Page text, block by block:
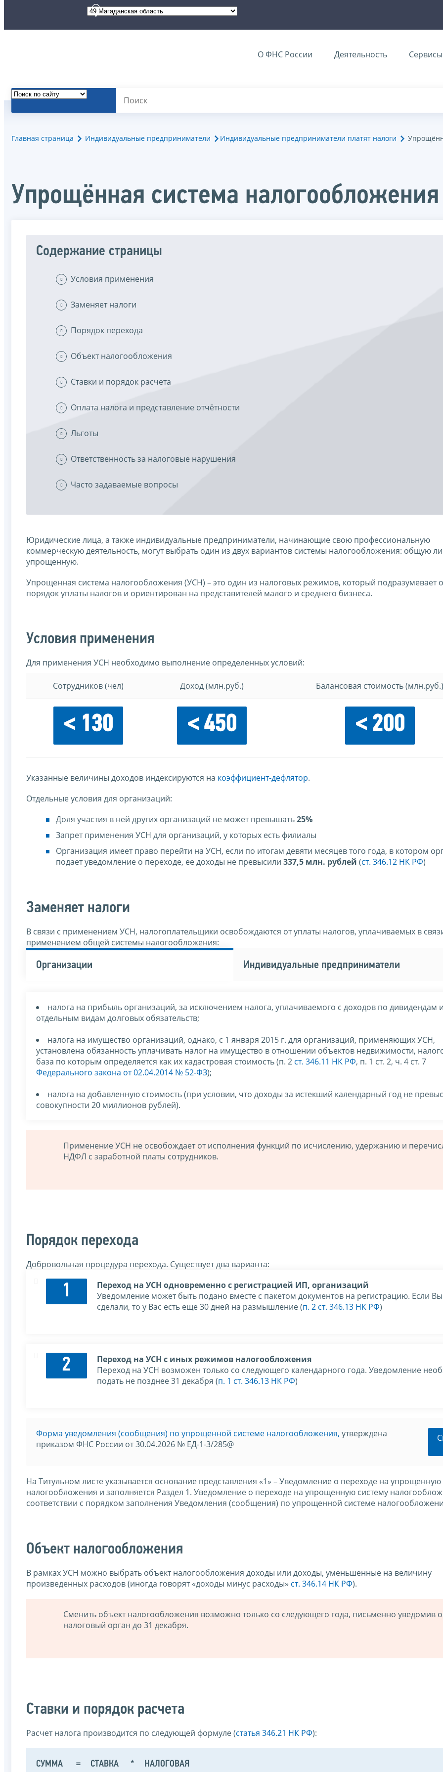
О ФНС России Деятельность Сервисы
Главная страница Индивидуальные предприниматели Индивидуальные предприниматели платят налоги
Упрощённая система налогообложения
Содержание страницы
Условия применения
Заменяет налоги
Порядок перехода
Объект налогообложения
Ставки и порядок расчета
Оплата налога и представление отчётности
Льготы
Ответственность за налоговые нарушения
Часто задаваемые вопросы
Юридические лица, а также индивидуальные предприниматели, начинающие свою профессиональную
коммерческую деятельность, могут выбрать один из двух вариантов системы налогообложения: общую
упрощенную.
Упрощенная система налогообложения (УСН) – это один из налоговых режимов, который подразумевает
порядок уплаты налогов и ориентирован на представителей малого и среднего бизнеса.
Условия применения
Для применения УСН необходимо выполнение определенных условий:
Сотрудников (чел) Доход (млн.руб.) Балансовая стоимость (млн.руб.)
< 130 < 450 < 200
Указанные величины доходов индексируются на коэффициент-дефлятор.
Отдельные условия для организаций:
Доля участия в ней других организаций не может превышать25%
Запрет применения УСН для организаций, у которых есть филиалы
Организация имеет право перейти на УСН, если по итогам девяти месяцев того года, в котором
подает уведомление о переходе, ее доходы не превысили 337,5 млн. рублей (ст. 346.12 НК РФ)
Заменяет налоги
В связи с применением УСН, налогоплательщики освобождаются от уплаты налогов, уплачиваемых в
применением общей системы налогообложения:
Организации Индивидуальные предприниматели
налога на прибыль организаций, за исключением налога, уплачиваемого с доходов по дивидендам и
отдельным видам долговых обязательств;
налога на имущество организаций, однако, с 1 января 2015 г. для организаций, применяющих УСН,
установлена обязанность уплачивать налог на имущество в отношении объектов недвижимости,
база по которым определяется как их кадастровая стоимость (п. 2 ст. 346.11 НК РФ, п. 1 ст. 2, ч. 4 ст. 7
Федерального закона от 02.04.2014 № 52-ФЗ);
налога на добавленную стоимость (при условии, что доходы за истекший календарный год не
совокупности 20 миллионов рублей).
Применение УСН не освобождает от исполнения функций по исчислению, удержанию и
НДФЛ с заработной платы сотрудников.
Порядок перехода
Добровольная процедура перехода. Существует два варианта:
1
Переход на УСН одновременно с регистрацией ИП, организаций
Уведомление может быть подано вместе с пакетом документов на регистрацию. Если Вы
сделали, то у Вас есть еще 30 дней на размышление (п. 2 ст. 346.13 НК РФ)
2
Переход на УСН с иных режимов налогообложения
Переход на УСН возможен только со следующего календарного года. Уведомление
подать не позднее 31 декабря (п. 1 ст. 346.13 НК РФ)
Форма уведомления (сообщения) по упрощенной системе налогообложения, утверждена
приказом ФНС России от 30.04.2026 № ЕД-1-3/285@
На Титульном листе указывается основание представления «1» – Уведомление о переходе на упрощенную
налогообложения и заполняется Раздел 1. Уведомление о переходе на упрощенную систему
соответствии с порядком заполнения Уведомления (сообщения) по упрощенной системе
Объект налогообложения
В рамках УСН можно выбрать объект налогообложения доходы или доходы, уменьшенные на величину
произведенных расходов (иногда говорят «доходы минус расходы» ст. 346.14 НК РФ).
Сменить объект налогообложения возможно только со следующего года, письменно уведомив
налоговый орган до 31 декабря.
Ставки и порядок расчета
Расчет налога производится по следующей формуле (статья 346.21 НК РФ):
СУММА = СТАВКА * НАЛОГОВАЯ